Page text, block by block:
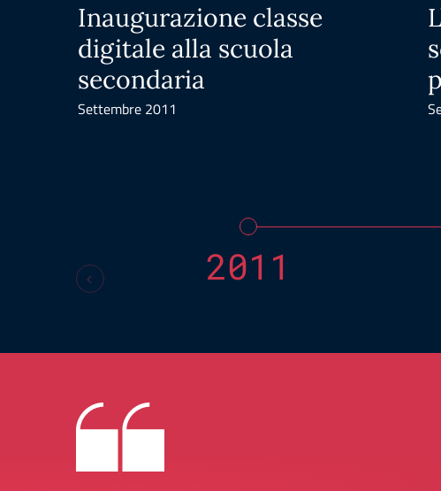
Inaugurazione classe
digitale alla scuola
secondaria
Settembre 2011
2011